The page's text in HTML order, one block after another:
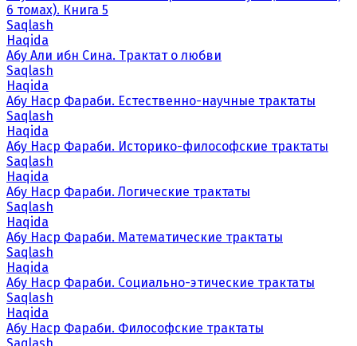
6 томах). Книга 5
Saqlash
Haqida
Абу Али ибн Сина. Трактат о любви
Saqlash
Haqida
Абу Наср Фараби. Естественно-научные трактаты
Saqlash
Haqida
Абу Наср Фараби. Историко-философские трактаты
Saqlash
Haqida
Абу Наср Фараби. Логические трактаты
Saqlash
Haqida
Абу Наср Фараби. Математические трактаты
Saqlash
Haqida
Абу Наср Фараби. Социально-этические трактаты
Saqlash
Haqida
Абу Наср Фараби. Философские трактаты